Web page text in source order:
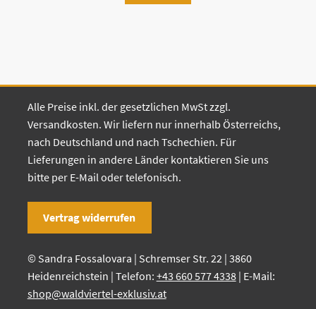
Alle Preise inkl. der gesetzlichen MwSt zzgl.
Versandkosten. Wir liefern nur innerhalb Österreichs,
nach Deutschland und nach Tschechien. Für
Lieferungen in andere Länder kontaktieren Sie uns
bitte per E-Mail oder telefonisch.
Vertrag widerrufen
© Sandra Fossalovara | Schremser Str. 22 | 3860
Heidenreichstein | Telefon: +43 660 577 4338| E-Mail:
shop@waldviertel-exklusiv.at